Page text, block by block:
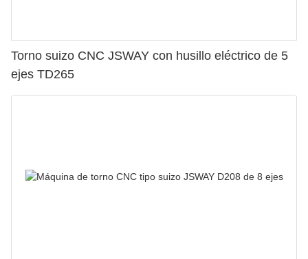
Torno suizo CNC JSWAY con husillo eléctrico de 5
ejes TD265